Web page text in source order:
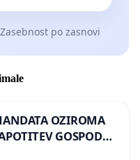
Zasebnost po zasnovi
OZIROMA
GOSPODA